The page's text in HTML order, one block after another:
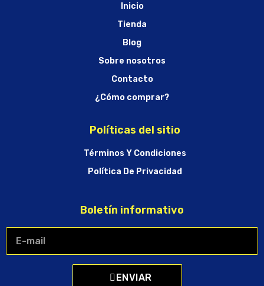
Inicio
Tienda
Blog
Sobre nosotros
Contacto
¿Cómo comprar?
Políticas del sitio
Términos Y Condiciones
Política De Privacidad
Boletín informativo
ENVIAR